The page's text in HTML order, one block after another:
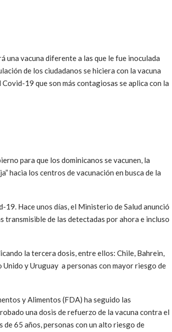
una vacuna diferente a las que le fue inoculada
de los ciudadanos se hiciera con la vacuna
19 que son más contagiosas se aplica con la
para que los dominicanos se vacunen, la
hacia los centros de vacunación en busca de la
Hace unos días, el Ministerio de Salud anunció
transmisible de las detectadas por ahora e incluso
la tercera dosis, entre ellos: Chile, Bahrein,
y Uruguay a personas con mayor riesgo de
y Alimentos (FDA) ha seguido las
una dosis de refuerzo de la vacuna contra el
65 años, personas con un alto riesgo de